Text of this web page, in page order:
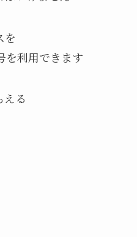
を
を利用できます
る